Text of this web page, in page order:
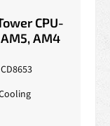
CPU-
AM4
CD8653